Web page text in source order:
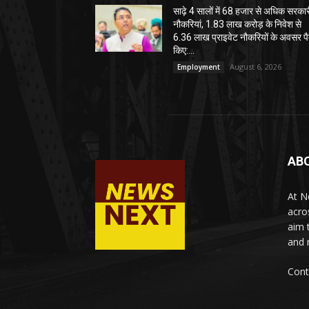
साढ़े 4 सालों में 68 हजार से अधिक
नौकरियां, 1.83 लाख करोड़ के निवेश से
6.36 लाख प्राइवेट नौकरियों के अवसर
किए:...
Employment August 6, 2026
At
aim
and